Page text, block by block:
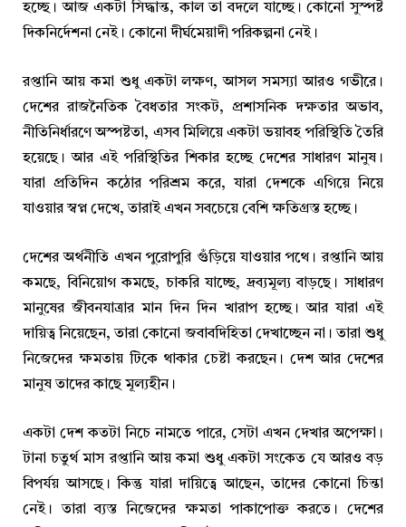
হচ্ছে। আজ একটা সিদ্ধান্ত, কাল তা বদলে যাচ্ছে। কোনো সুস্পষ্ট
দিকনির্দেশনা নেই। কোনো দীর্ঘমেয়াদী পরিকল্পনা নেই।
রপ্তানি আয় কমা শুধু একটা লক্ষণ, আসল সমস্যা আরও গভীরে।
দেশের রাজনৈতিক বৈধতার সংকট, প্রশাসনিক দক্ষতার অভাব,
নীতিনির্ধারণে অস্পষ্টতা, এসব মিলিয়ে একটা ভয়াবহ পরিস্থিতি তৈরি
হয়েছে। আর এই পরিস্থিতির শিকার হচ্ছে দেশের সাধারণ মানুষ।
যারা প্রতিদিন কঠোর পরিশ্রম করে, যারা দেশকে এগিয়ে নিয়ে
যাওয়ার স্বপ্ন দেখে, তারাই এখন সবচেয়ে বেশি ক্ষতিগ্রস্ত হচ্ছে।
দেশের অর্থনীতি এখন পুরোপুরি গুঁড়িয়ে যাওয়ার পথে। রপ্তানি আয়
কমছে, বিনিয়োগ কমছে, চাকরি যাচ্ছে, দ্রব্যমূল্য বাড়ছে। সাধারণ
মানুষের জীবনযাত্রার মান দিন দিন খারাপ হচ্ছে। আর যারা এই
দায়িত্ব নিয়েছেন, তারা কোনো জবাবদিহিতা দেখাচ্ছেন না। তারা শুধু
নিজেদের ক্ষমতায় টিকে থাকার চেষ্টা করছেন। দেশ আর দেশের
মানুষ তাদের কাছে মূল্যহীন।
একটা দেশ কতটা নিচে নামতে পারে, সেটা এখন দেখার অপেক্ষা।
টানা চতুর্থ মাস রপ্তানি আয় কমা শুধু একটা সংকেত যে আরও বড়
বিপর্যয় আসছে। কিন্তু যারা দায়িত্বে আছেন, তাদের কোনো চিন্তা
নেই। তারা ব্যস্ত নিজেদের ক্ষমতা পাকাপোক্ত করতে। দেশের